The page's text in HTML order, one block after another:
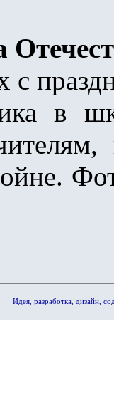
с
в
Идея, разработка, дизайн,